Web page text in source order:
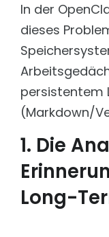
Soziale
Wissen &
unterstüzen.
Öffentliche
Fokus Service
Energy &
verkürzen.
Healthcare
Sichere
Webseiten-
Ihr Uptime-
Ionic App
Schnell,
PROJEKTE
AI Worflow für
Bosch Support
Langjährige
Bosch
In der
dieses
persistentem
(Markdown/
1. Die
Long-